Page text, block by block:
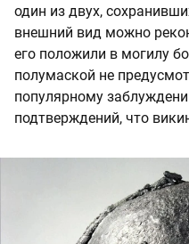
один из двух,
внешний вид можно
его положили в могилу
полумаской не
популярному
подтверждений, что